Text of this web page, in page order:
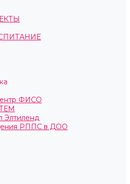
ФИСО
Элтиленд
РППС в ДОО